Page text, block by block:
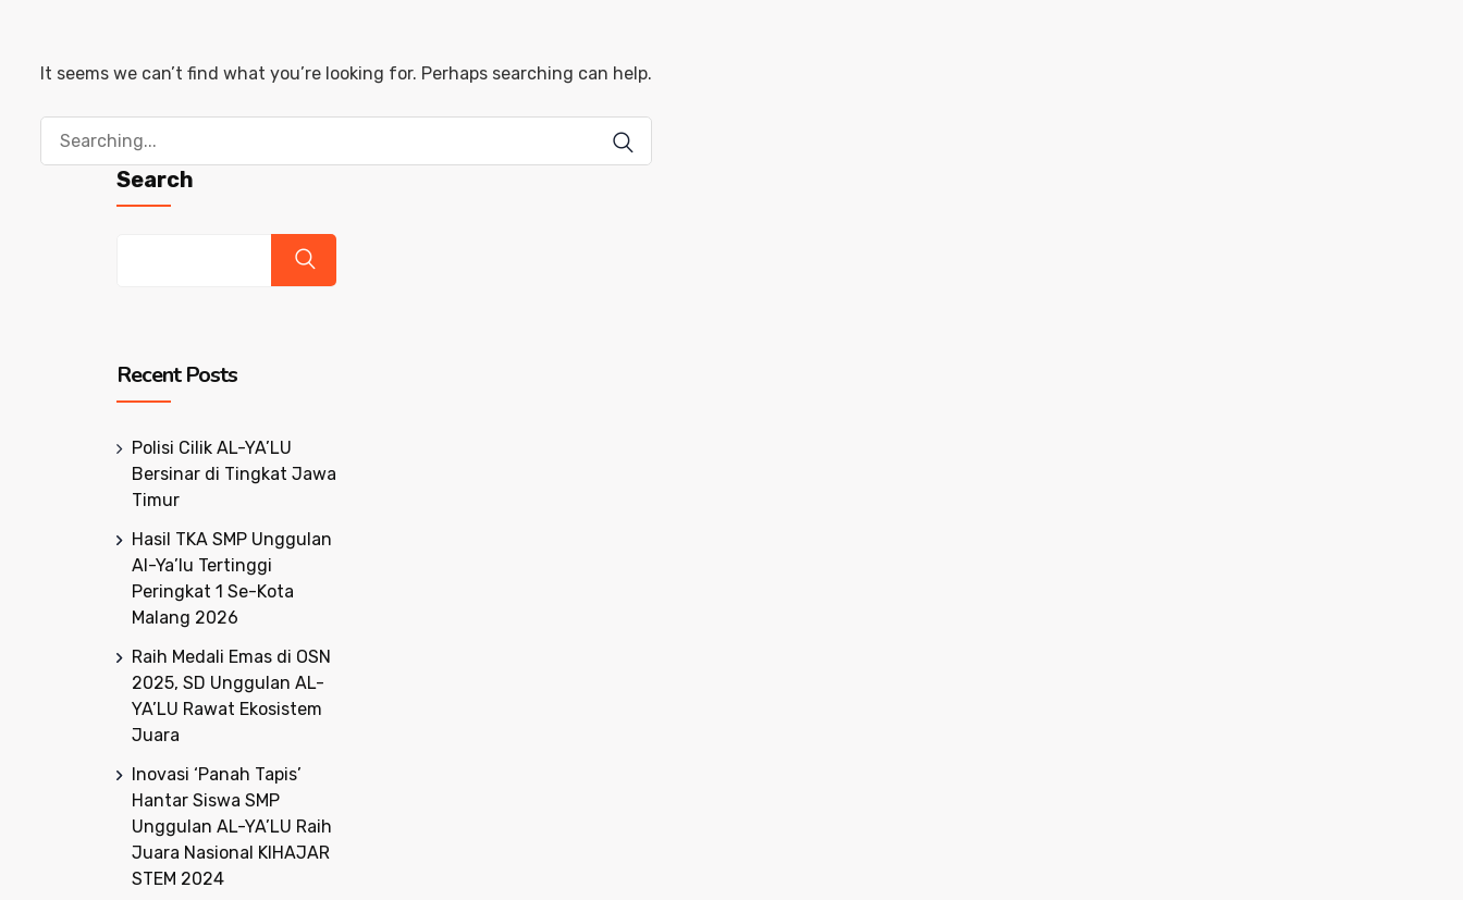
It seems we can’t find what you’re looking for. Perhaps searching can help.
Search
for:
Search
Recent Posts
Polisi Cilik AL-YA’LU
Bersinar di Tingkat Jawa
Timur
Hasil TKA SMP Unggulan
Al-Ya’lu Tertinggi
Peringkat 1 Se-Kota
Malang 2026
Raih Medali Emas di OSN
2025, SD Unggulan AL-
YA’LU Rawat Ekosistem
Juara
Inovasi ‘Panah Tapis’
Hantar Siswa SMP
Unggulan AL-YA’LU Raih
Juara Nasional KIHAJAR
STEM 2024